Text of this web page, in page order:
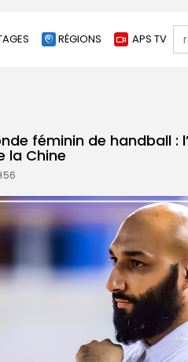
RÉGIONS APS TV
féminin de handball :
la Chine